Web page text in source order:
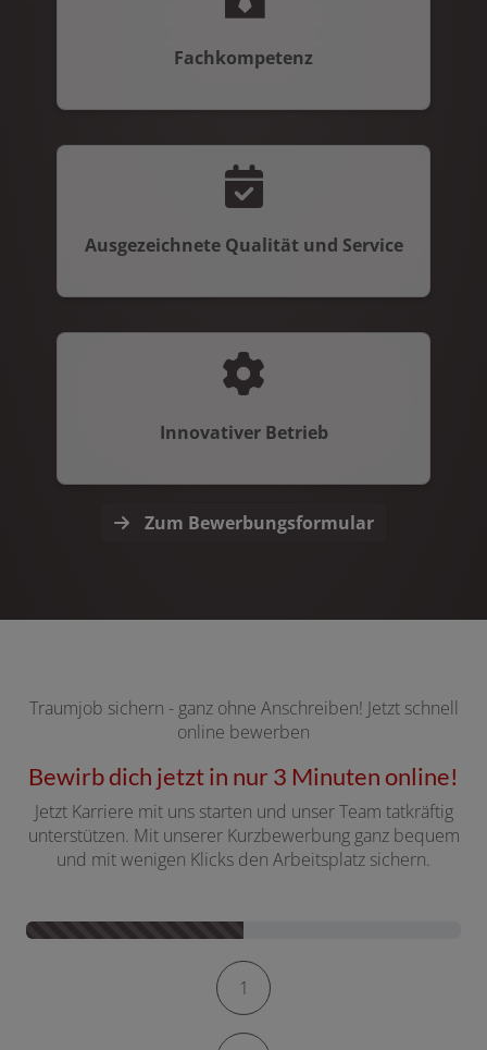
Fachkompetenz
Ausgezeichnete Qualität und Service
Innovativer Betrieb
Zum Bewerbungsformular
Traumjob sichern - ganz ohne Anschreiben! Jetzt schnell
online bewerben
Bewirb dich jetzt in nur 3 Minuten online!
Jetzt Karriere mit uns starten und unser Team tatkräftig
unterstützen. Mit unserer Kurzbewerbung ganz bequem
und mit wenigen Klicks den Arbeitsplatz sichern.
Kontaktformular-Fortschritt
1